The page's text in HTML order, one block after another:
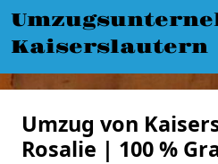
Kaiserslautern
Umzug von
Rosalie | 100 %